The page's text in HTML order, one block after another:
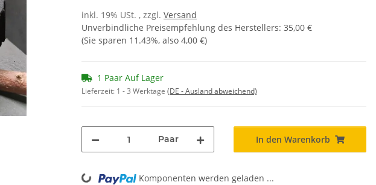
inkl. 19% USt. , zzgl. Versand
Unverbindliche Preisempfehlung des Herstellers: 35,00 €
(Sie sparen 11.43%, also 4,00 €)
1 Paar Auf Lager
Lieferzeit: 1 - 3 Werktage (DE - Ausland abweichend)
Paar In den Warenkorb
Loading... Komponenten werden geladen ...